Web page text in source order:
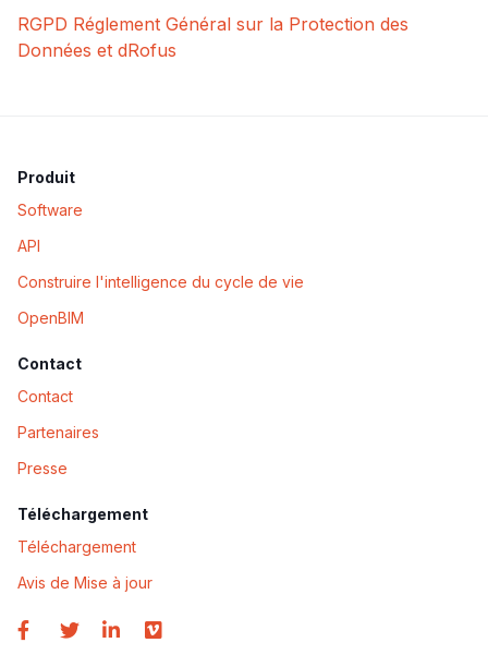
RGPD Réglement Général sur la Protection des
Données et dRofus
Produit
Software
API
Construire l'intelligence du cycle de vie
OpenBIM
Contact
Contact
Partenaires
Presse
Téléchargement
Téléchargement
Avis de Mise à jour